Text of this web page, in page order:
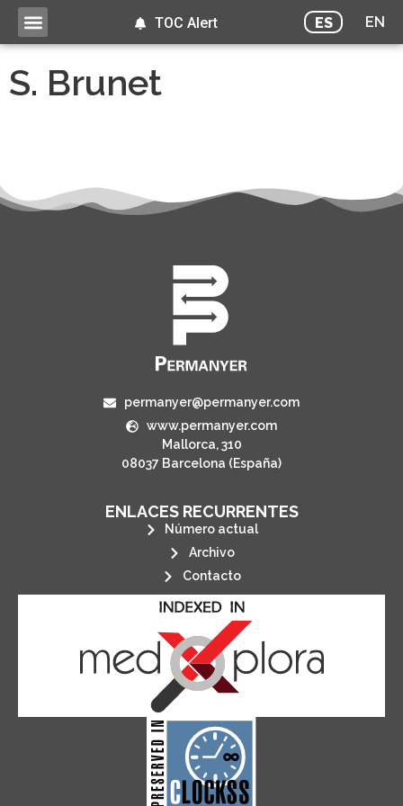
ES EN
TOC Alert
S. Brunet
permanyer@permanyer.com
www.permanyer.com
Mallorca, 310
08037 Barcelona (España)
ENLACES RECURRENTES
Número actual
Archivo
Contacto
CLOCKSS is a dak archive that
ensures the long-term survival
of web-based scholary
publications, governed by and for
its stakeholders.